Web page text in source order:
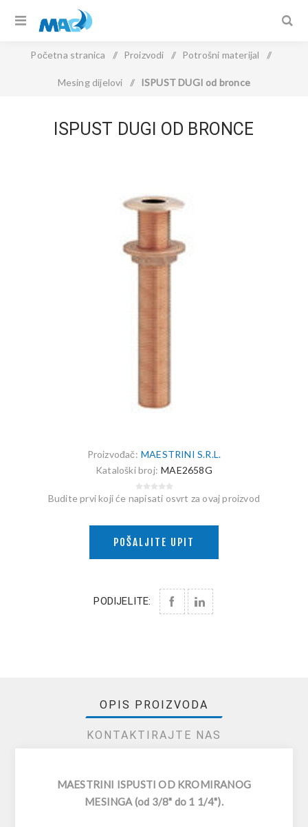
Početna stranica / Proizvodi / Potrošni materijal /
Mesing dijelovi / ISPUST DUGI od bronce
ISPUST DUGI OD BRONCE
Proizvođač: MAESTRINI S.R.L.
Kataloški broj: MAE2658G
Budite prvi koji će napisati osvrt za ovaj proizvod
POŠALJITE UPIT
PODIJELITE:
OPIS PROIZVODA
KONTAKTIRAJTE NAS
MAESTRINI ISPUSTI OD KROMIRANOG
MESINGA (od 3/8" do 1 1/4").